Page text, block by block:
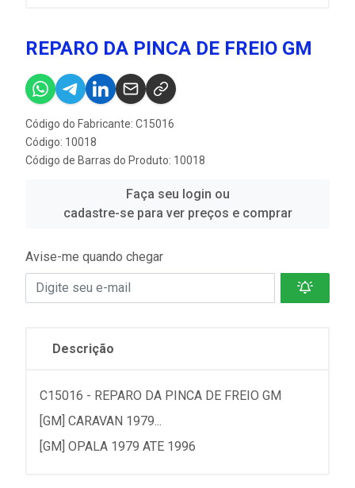
REPARO DA PINCA DE FREIO GM
Código do Fabricante: C15016
Código: 10018
Código de Barras do Produto: 10018
Faça seu login ou
cadastre-se para ver preços e comprar
Avise-me quando chegar
Descrição
C15016 - REPARO DA PINCA DE FREIO GM
[GM] CARAVAN 1979...
[GM] OPALA 1979 ATE 1996